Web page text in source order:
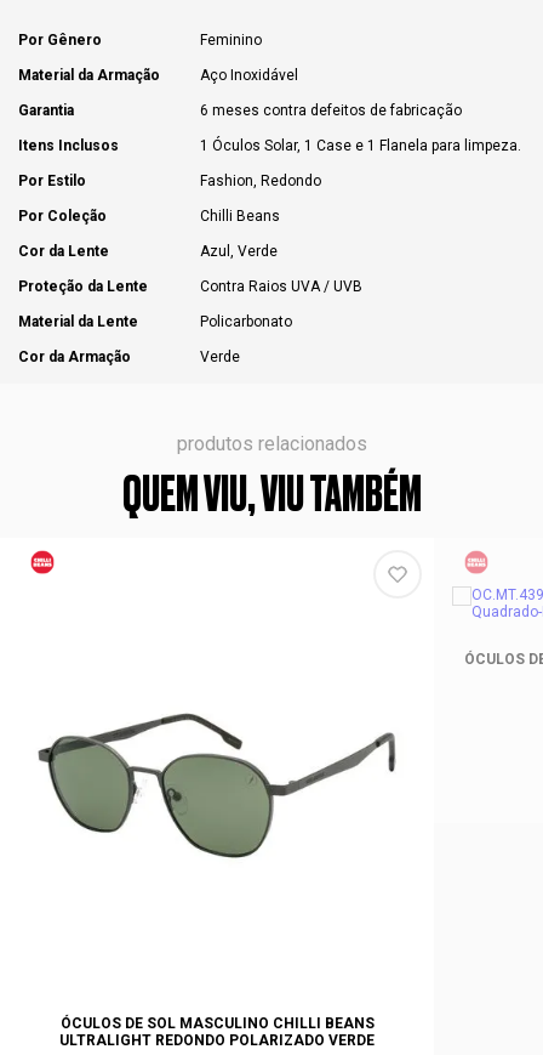
Por Gênero Feminino
Material da Armação Aço Inoxidável
Garantia 6 meses contra defeitos de fabricação
Itens Inclusos 1 Óculos Solar, 1 Case e 1 Flanela para limpeza.
Por Estilo Fashion, Redondo
Por Coleção Chilli Beans
Cor da Lente Azul, Verde
Proteção da Lente Contra Raios UVA / UVB
Material da Lente Policarbonato
Cor da Armação Verde
produtos relacionados
QUEM VIU, VIU TAMBÉM
ÓCULOS DE SOL MASCULINO CHILLI BEANS
ULTRALIGHT REDONDO POLARIZADO VERDE
ÓCULOS